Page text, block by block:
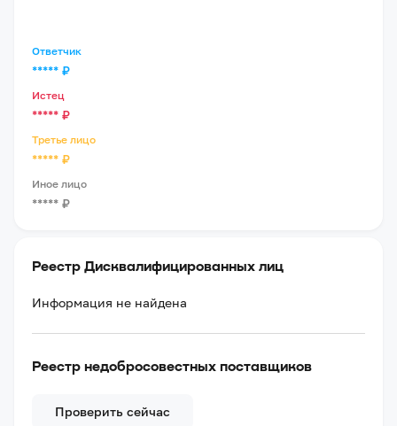
Ответчик
***** ₽
Истец
***** ₽
Третье лицо
***** ₽
Иное лицо
***** ₽
Реестр Дисквалифицированных лиц
Информация не найдена
Реестр недобросовестных поставщиков
Проверить сейчас